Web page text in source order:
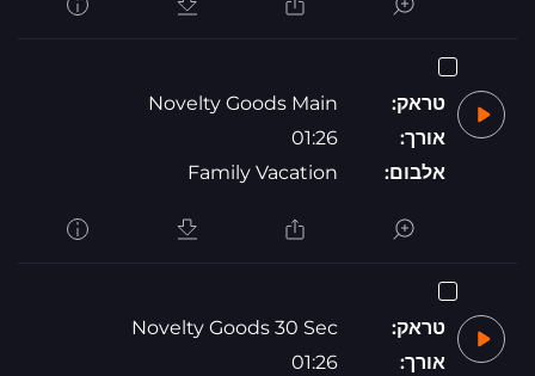
טראק:
Novelty Goods Main
אורך:
01:26
אלבום:
Family Vacation
טראק:
Novelty Goods 30 Sec
אורך:
01:26